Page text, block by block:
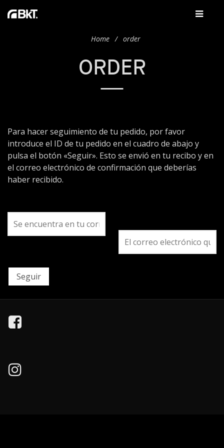
Home order
ORDER
Para hacer seguimiento de tu pedido, por favor
introduce el ID de tu pedido en el cuadro de abajo y
pulsa el botón «Seguir». Esto se envió en tu recibo y en
el correo electrónico de confirmación que deberías
haber recibido.
Seguir